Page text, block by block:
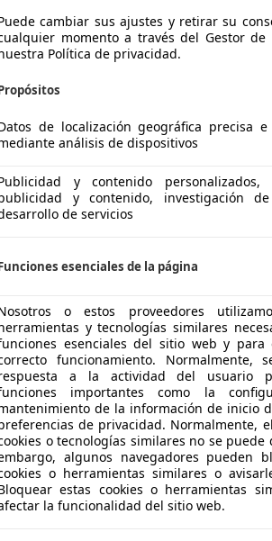
Polo
3P - 63.000Km
MALAGA
MALAGA
Polo
€ 7.6001
cambiar sus ajustes y retirar su
momento a través del Gestor de
Política de privacidad.
de localización geográfica precisa
análisis de dispositivos
y contenido
y contenido, investigación
de servicios
esenciales de la página
o estos proveedores
y tecnologías similares
esenciales del sitio web y para
funcionamiento. Normalmente,
a la actividad del usuario
importantes como la
de la información de inicio
de privacidad. Normalmente,
o tecnologías similares no se puede
algunos navegadores pueden
o herramientas similares o
estas cookies o herramientas
la funcionalidad del sitio web.